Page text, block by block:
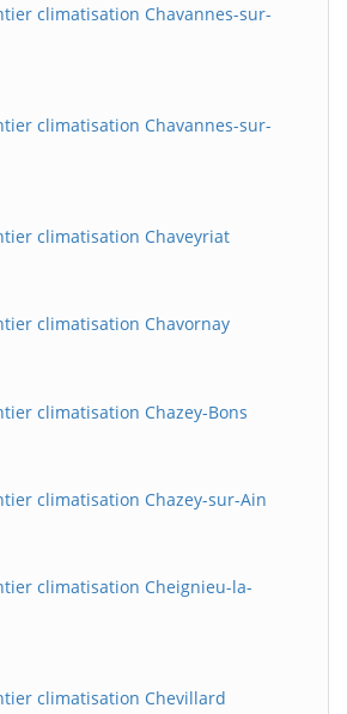
climatisation Chavannes-sur-
climatisation Chavannes-sur-
climatisation Chaveyriat
climatisation Chavornay
climatisation Chazey-Bons
climatisation Chazey-sur-Ain
climatisation Cheignieu-la-
climatisation Chevillard